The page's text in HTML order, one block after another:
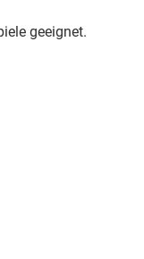
geeignet.